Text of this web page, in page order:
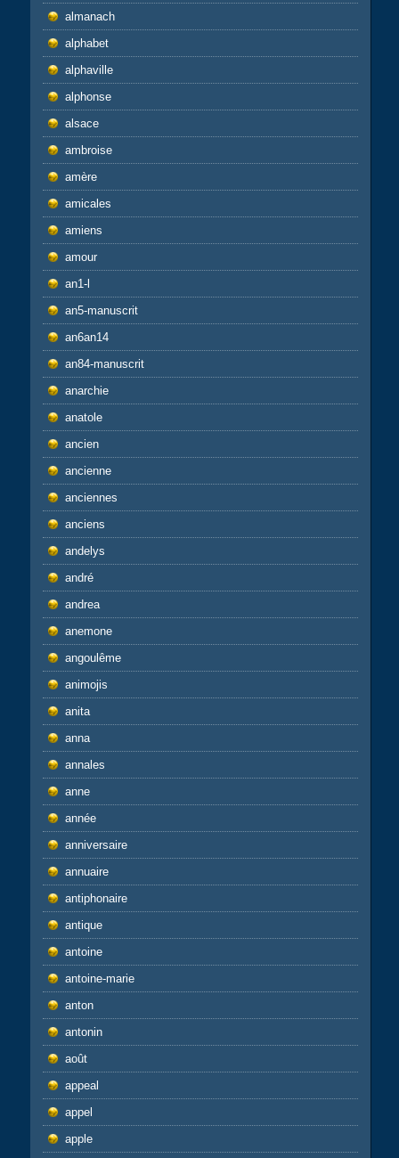
almanach
alphabet
alphaville
alphonse
alsace
ambroise
amère
amicales
amiens
amour
an1-l
an5-manuscrit
an6an14
an84-manuscrit
anarchie
anatole
ancien
ancienne
anciennes
anciens
andelys
andré
andrea
anemone
angoulême
animojis
anita
anna
annales
anne
année
anniversaire
annuaire
antiphonaire
antique
antoine
antoine-marie
anton
antonin
août
appeal
appel
apple